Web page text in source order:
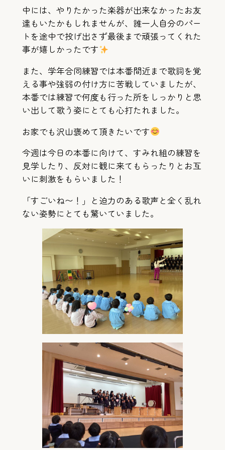
中には、やりたかった楽器が出来なかったお友
達もいたかもしれませんが、誰一人自分のパー
トを途中で投げ出さず最後まで頑張ってくれた
事が嬉しかったです
また、学年合同練習では本番間近まで歌詞を覚
える事や強弱の付け方に苦戦していましたが、
本番では練習で何度も行った所をしっかりと思
い出して歌う姿にとても心打たれました。
お家でも沢山褒めて頂きたいです
今週は今日の本番に向けて、すみれ組の練習を
見学したり、反対に観に来てもらったりとお互
いに刺激をもらいました！
「すごいね〜！」と迫力のある歌声と全く乱れ
ない姿勢にとても驚いていました。